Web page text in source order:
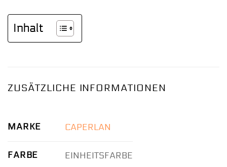
Inhalt
ZUSÄTZLICHE INFORMATIONEN
MARKE CAPERLAN
FARBE EINHEITSFARBE